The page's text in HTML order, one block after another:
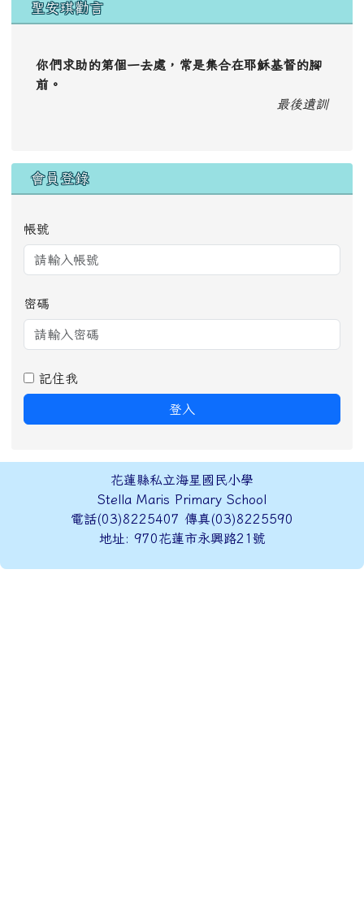
聖安琪勸言
你們求助的第個一去處，常是集合在耶穌基督的腳
前。
最後遺訓
會員登錄
帳號
密碼
記住我
登入
頁尾區域內容花蓮縣私立海星國民小學
Stella Maris Primary School
電話(03)8225407 傳真(03)8225590
地址: 970花蓮市永興路21號